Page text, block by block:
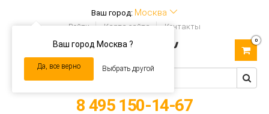
Ваш город: Москва
Ваш город Москва ?
Да, все верно Выбрать другой
Войти Карта сайта Контакты
navigation
0
8 495 150-14-67